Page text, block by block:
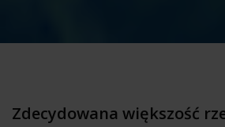
Zdecydowana większość